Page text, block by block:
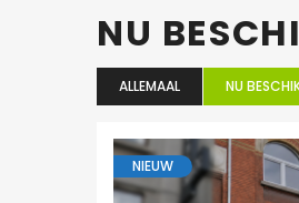
NU
ALLEMAAL NU
NIEUW